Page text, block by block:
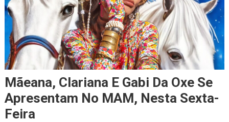
Mãeana, Clariana E Gabi Da Oxe Se
Apresentam No MAM, Nesta Sexta-
Feira